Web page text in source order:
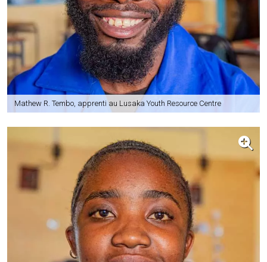
Mathew R. Tembo, apprenti au Lusaka Youth Resource Centre